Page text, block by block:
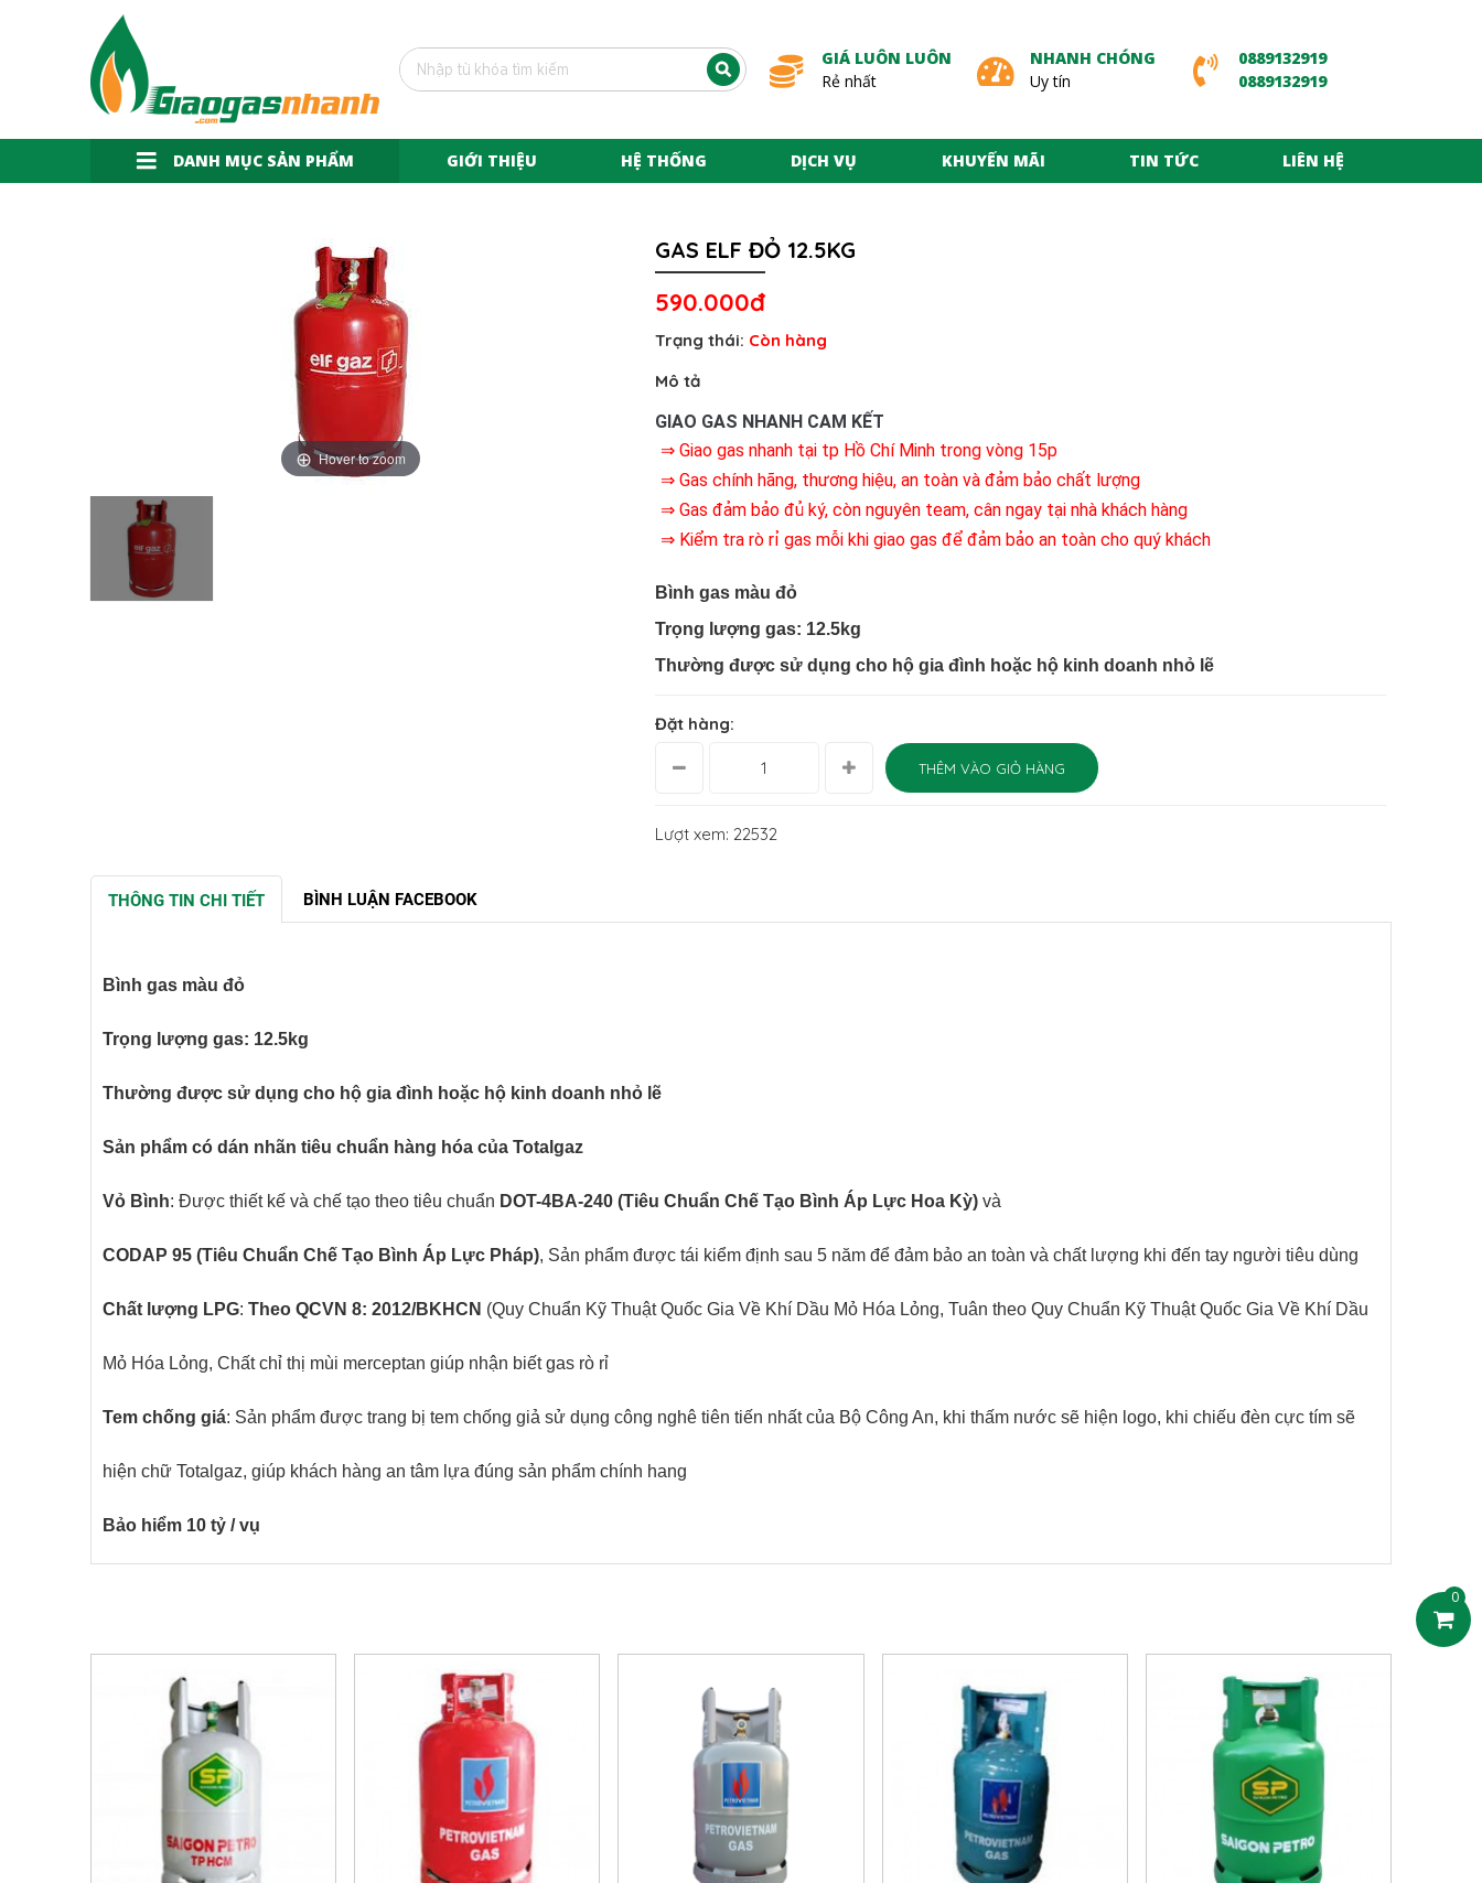
0
GIÁ LUÔN LUÔN
Rẻ nhất
NHANH CHÓNG
Uy tín
0889132919
0889132919
DANH MỤC SẢN PHẨM GIỚI THIỆU HỆ THỐNG DỊCH VỤ KHUYẾN MÃI TIN TỨC LIÊN HỆ
Hover to zoom
GAS ELF ĐỎ 12.5KG
590.000đ
Trạng thái: Còn hàng
Mô tả
GIAO GAS NHANH CAM KẾT
⇒ Giao gas nhanh tại tp Hồ Chí Minh trong vòng 15p
⇒ Gas chính hãng, thương hiệu, an toàn và đảm bảo chất lượng
⇒ Gas đảm bảo đủ ký, còn nguyên team, cân ngay tại nhà khách hàng
⇒ Kiểm tra rò rỉ gas mỗi khi giao gas để đảm bảo an toàn cho quý khách
Bình gas màu đỏ
Trọng lượng gas: 12.5kg
Thường được sử dụng cho hộ gia đình hoặc hộ kinh doanh nhỏ lẽ
Đặt hàng:
THÊM VÀO GIỎ HÀNG
Lượt xem: 22532
THÔNG TIN CHI TIẾT BÌNH LUẬN FACEBOOK
Bình gas màu đỏ
Trọng lượng gas: 12.5kg
Thường được sử dụng cho hộ gia đình hoặc hộ kinh doanh nhỏ lẽ
Sản phẩm có dán nhãn tiêu chuẩn hàng hóa của Totalgaz
Vỏ Bình: Được thiết kế và chế tạo theo tiêu chuẩn DOT-4BA-240 (Tiêu Chuẩn Chế Tạo Bình Áp Lực Hoa Kỳ) và
CODAP 95 (Tiêu Chuẩn Chế Tạo Bình Áp Lực Pháp), Sản phẩm được tái kiểm định sau 5 năm để đảm bảo an toàn và chất lượng khi đến tay người tiêu dùng
Chất lượng LPG: Theo QCVN 8: 2012/BKHCN (Quy Chuẩn Kỹ Thuật Quốc Gia Về Khí Dầu Mỏ Hóa Lỏng, Tuân theo Quy Chuẩn Kỹ Thuật Quốc Gia Về Khí Dầu
Mỏ Hóa Lỏng, Chất chỉ thị mùi merceptan giúp nhận biết gas rò rỉ
Tem chống giá: Sản phẩm được trang bị tem chống giả sử dụng công nghê tiên tiến nhất của Bộ Công An, khi thấm nước sẽ hiện logo, khi chiếu đèn cực tím sẽ
hiện chữ Totalgaz, giúp khách hàng an tâm lựa đúng sản phẩm chính hang
Bảo hiểm 10 tỷ / vụ